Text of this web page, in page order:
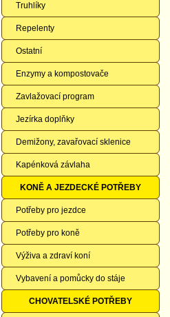
Truhlíky
Repelenty
Ostatní
Enzymy a kompostovače
Zavlažovací program
Jezírka doplňky
Demižony, zavařovací sklenice
Kapénková závlaha
KONĚ A JEZDECKÉ POTŘEBY
Potřeby pro jezdce
Potřeby pro koně
Výživa a zdraví koní
Vybavení a pomůcky do stáje
CHOVATELSKÉ POTŘEBY